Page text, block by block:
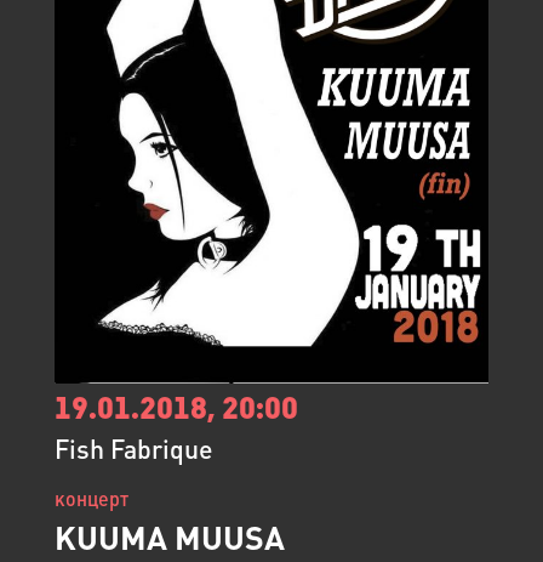
19.01.2018, 20:00
Fish Fabrique
концерт
KUUMA MUUSA